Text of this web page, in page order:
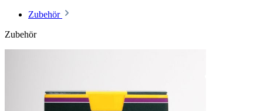
Zubehör
Zubehör